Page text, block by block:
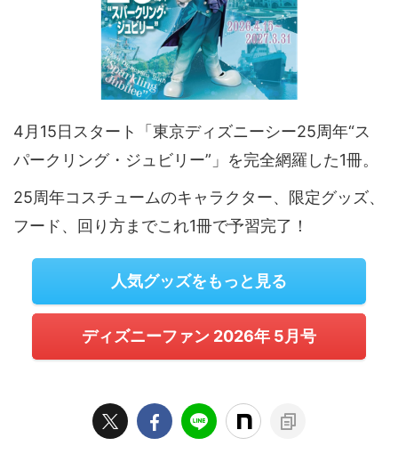
4月15日スタート「東京ディズニーシー25周年“ス
パークリング・ジュビリー”」を完全網羅した1冊。
25周年コスチュームのキャラクター、限定グッズ、
フード、回り方までこれ1冊で予習完了！
人気グッズをもっと見る
ディズニーファン 2026年 5月号